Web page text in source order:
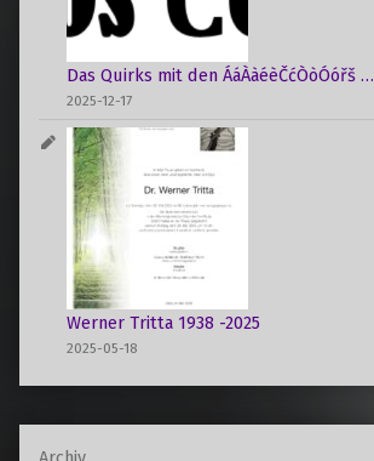
Das Quirks mit den ÁáÀàéèČćÒòÓóřš …
2025-12-17
Werner Tritta 1938 -2025
2025-05-18